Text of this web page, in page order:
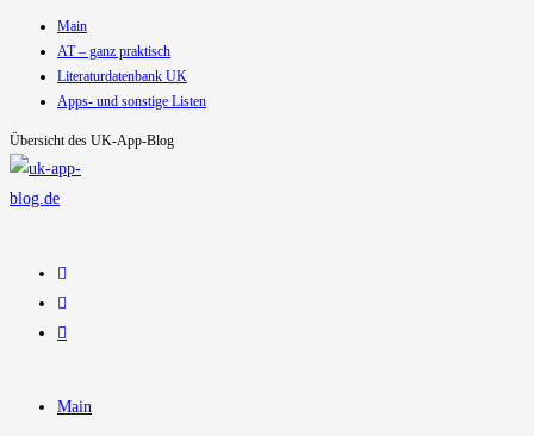
Inhalt
springen
Main
AT – ganz praktisch
Literaturdatenbank UK
Apps- und sonstige Listen
Übersicht des UK-App-Blog
Main